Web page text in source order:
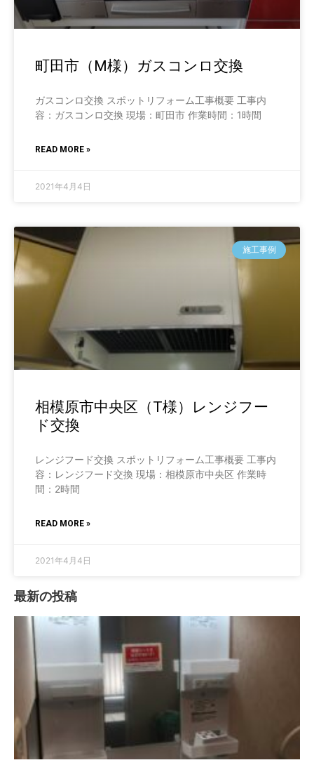
町田市（M様）ガスコンロ交換
ガスコンロ交換 スポットリフォーム工事概要 工事内
容：ガスコンロ交換 現場：町田市 作業時間：1時間
READ MORE »
2021年4月4日
施工事例
相模原市中央区（T様）レンジフー
ド交換
レンジフード交換 スポットリフォーム工事概要 工事内
容：レンジフード交換 現場：相模原市中央区 作業時
間：2時間
READ MORE »
2021年4月4日
最新の投稿